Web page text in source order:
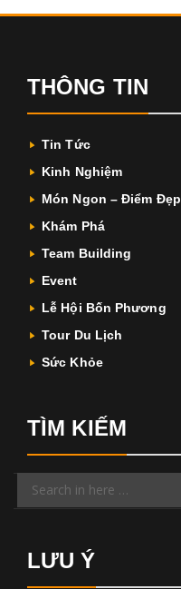
THÔNG TIN
Tin Tức
Kinh Nghiệm
Món Ngon – Điểm Đẹp
Khám Phá
Team Building
Event
Lễ Hội Bốn Phương
Tour Du Lịch
Sức Khỏe
TÌM KIẾM
Search
LƯU Ý